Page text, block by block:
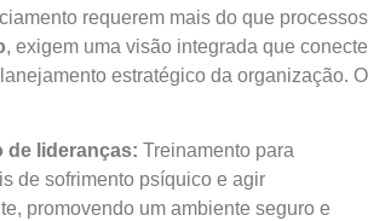
requerem mais do que processos
, exigem uma visão integrada que conecte
estratégico da organização. O
de lideranças: Treinamento para
de sofrimento psíquico e agir
promovendo um ambiente seguro e